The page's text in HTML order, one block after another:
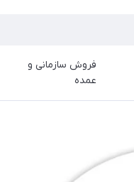
فروش سازمانی و
عمده